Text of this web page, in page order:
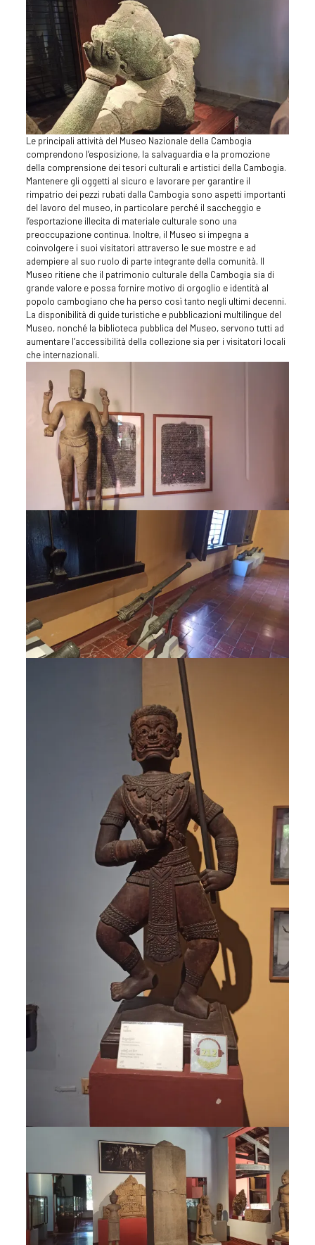
Le principali attività del Museo Nazionale della Cambogia
comprendono l’esposizione, la salvaguardia e la promozione
della comprensione dei tesori culturali e artistici della Cambogia.
Mantenere gli oggetti al sicuro e lavorare per garantire il
rimpatrio dei pezzi rubati dalla Cambogia sono aspetti importanti
del lavoro del museo, in particolare perché il saccheggio e
l’esportazione illecita di materiale culturale sono una
preoccupazione continua. Inoltre, il Museo si impegna a
coinvolgere i suoi visitatori attraverso le sue mostre e ad
adempiere al suo ruolo di parte integrante della comunità. Il
Museo ritiene che il patrimonio culturale della Cambogia sia di
grande valore e possa fornire motivo di orgoglio e identità al
popolo cambogiano che ha perso così tanto negli ultimi decenni.
La disponibilità di guide turistiche e pubblicazioni multilingue del
Museo, nonché la biblioteca pubblica del Museo, servono tutti ad
aumentare l’accessibilità della collezione sia per i visitatori locali
che internazionali.